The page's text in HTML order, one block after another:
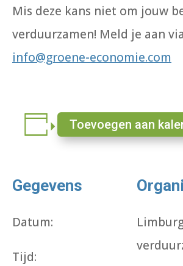
Mis deze kans niet om jouw
verduurzamen! Meld je aan
info@groene-economie.com
Toevoegen aan
Gegevens
Datum:
Tijd: